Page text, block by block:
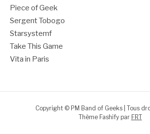
Piece of Geek
Sergent Tobogo
Starsystemf
Take This Game
Vita in Paris
Copyright © PM Band of Geeks | Tous
Thème Fashify par FRT